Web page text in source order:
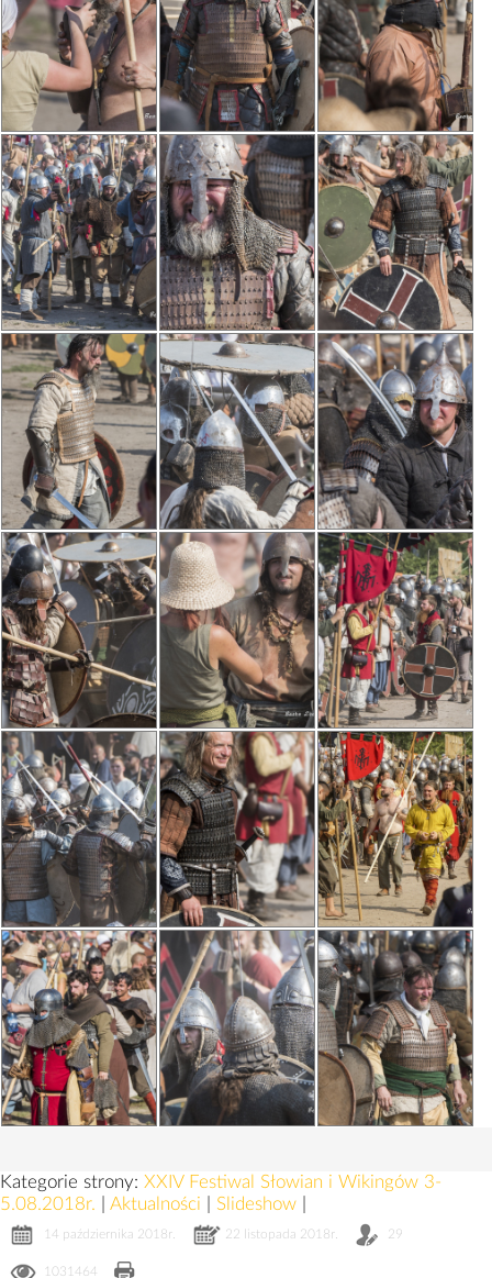
Kategorie strony: XXIV Festiwal Słowian i Wikingów 3-
5.08.2018r.
Aktualności Slideshow
14 października 2018r. 22 listopada 2018r. 29
1031464